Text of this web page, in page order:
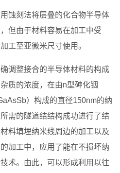
蚀刻法将层叠的化合物半导体
但由于材料容易在加工中受
工至亚微米尺寸使用。
调整接合的半导体材料的构成
质的浓度，在由n型砷化铟
）构成的直径150nm的纳
需的隧道结结构成功进行了结
料填埋纳米线周边的加工以及
加工中，应用了能在不损坏纳
术。由此，可以形成利用以往